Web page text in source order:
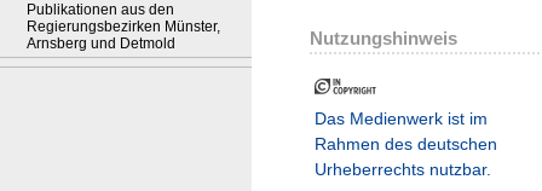
Publikationen aus den
Regierungsbezirken Münster,
Arnsberg und Detmold
Nutzungshinweis
Das Medienwerk ist im
Rahmen des deutschen
Urheberrechts nutzbar.